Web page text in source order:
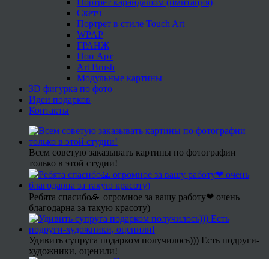
Скетч
Портрет в стиле Touch Art
WPAP
ГРАНЖ
Поп Арт
Art Brush
Модульные картины
3D фигурка по фото
Идеи подарков
Контакты
Всем советую заказывать картины по фотографии
только в этой студии!
Ребята спасибо🙏 огромное за вашу работу❤ очень
благодарна за такую красоту)
Удивить супруга подарком получилось))) Есть подруги-
художники, оценили!